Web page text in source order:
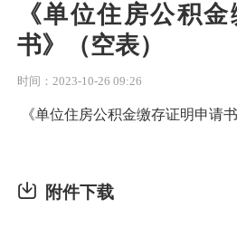
《单位住房公积
书》（空表）
时间：2023-10-26 09:26
《单位住房公积金缴存证明申请
附件下载